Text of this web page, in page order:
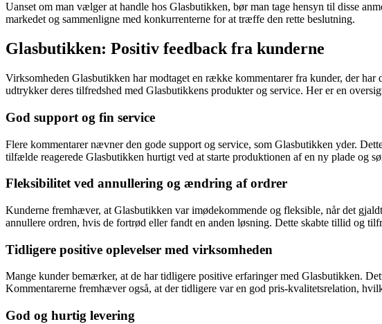
Uanset om man vælger at handle hos Glasbutikken, bør man tage hensyn til disse
markedet og sammenligne med konkurrenterne for at træffe den rette beslutning.
Glasbutikken: Positiv feedback fra kunderne
Virksomheden Glasbutikken har modtaget en række kommentarer fra kunder, der har
udtrykker deres tilfredshed med Glasbutikkens produkter og service. Her er en
God support og fin service
Flere kommentarer nævner den gode support og service, som Glasbutikken yder.
tilfælde reagerede Glasbutikken hurtigt ved at starte produktionen af en ny plade og
Fleksibilitet ved annullering og ændring af ordrer
Kunderne fremhæver, at Glasbutikken var imødekommende og fleksible, når det
annullere ordren, hvis de fortrød eller fandt en anden løsning. Dette skabte tillid og
Tidligere positive oplevelser med virksomheden
Mange kunder bemærker, at de har tidligere positive erfaringer med Glasbutikken.
Kommentarerne fremhæver også, at der tidligere var en god pris-kvalitetsrelation,
God og hurtig levering